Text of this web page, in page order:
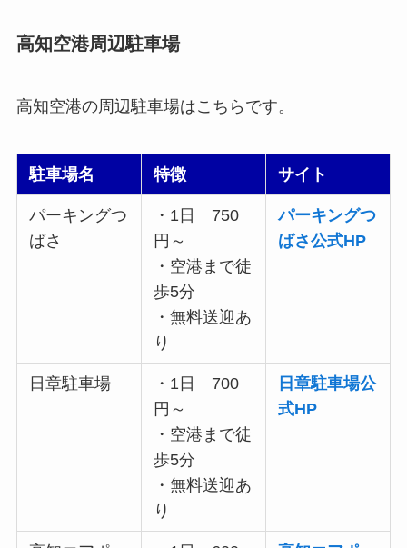
高知空港周辺駐車場
高知空港の周辺駐車場はこちらです。
駐車場名 特徴 サイト
パーキングつ
ばさ
・1日 750
円～
・空港まで徒
歩5分
・無料送迎あ
り
パーキングつ
ばさ公式HP
日章駐車場
・1日 700
円～
・空港まで徒
歩5分
・無料送迎あ
り
日章駐車場公
式HP